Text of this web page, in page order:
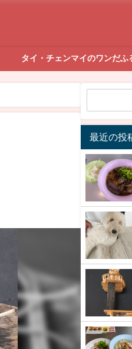
タイ・チェンマイのワンだふ
最近の投